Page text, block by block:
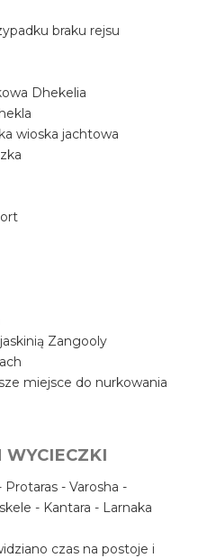
braku rejsu
Dhekelia
wioska jachtowa
Zangooly
miejsce do nurkowania
WYCIECZKI
Protaras - Varosha -
- Kantara - Larnaka
czas na postoje i